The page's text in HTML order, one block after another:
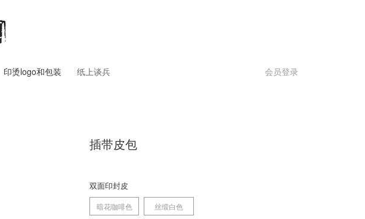
印烫logo和包装 纸上谈兵 会员登录
插带皮包
双面印封皮
暗花咖啡色 丝缎白色